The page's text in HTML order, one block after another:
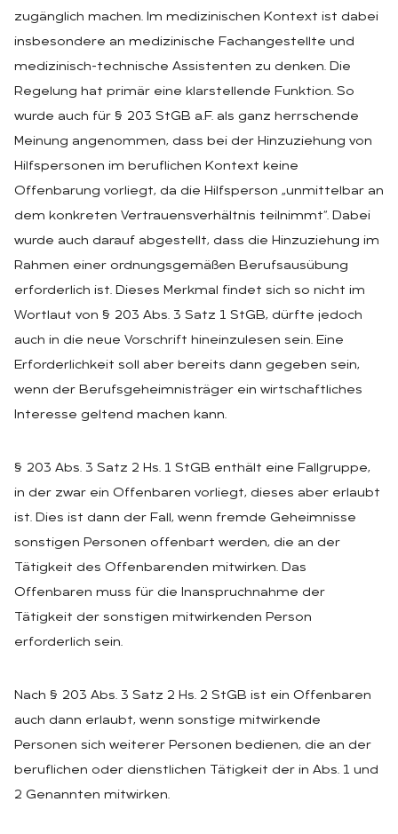
zugänglich machen. Im medizinischen Kontext ist dabei
insbesondere an medizinische Fachangestellte und
medizinisch-technische Assistenten zu denken. Die
Regelung hat primär eine klarstellende Funktion. So
wurde auch für § 203 StGB a.F. als ganz herrschende
Meinung angenommen, dass bei der Hinzuziehung von
Hilfspersonen im beruflichen Kontext keine
Offenbarung vorliegt, da die Hilfsperson „unmittelbar an
dem konkreten Vertrauensverhältnis teilnimmt“. Dabei
wurde auch darauf abgestellt, dass die Hinzuziehung im
Rahmen einer ordnungsgemäßen Berufsausübung
erforderlich ist. Dieses Merkmal findet sich so nicht im
Wortlaut von § 203 Abs. 3 Satz 1 StGB, dürfte jedoch
auch in die neue Vorschrift hineinzulesen sein. Eine
Erforderlichkeit soll aber bereits dann gegeben sein,
wenn der Berufsgeheimnisträger ein wirtschaftliches
Interesse geltend machen kann.
§ 203 Abs. 3 Satz 2 Hs. 1 StGB enthält eine Fallgruppe,
in der zwar ein Offenbaren vorliegt, dieses aber erlaubt
ist. Dies ist dann der Fall, wenn fremde Geheimnisse
sonstigen Personen offenbart werden, die an der
Tätigkeit des Offenbarenden mitwirken. Das
Offenbaren muss für die Inanspruchnahme der
Tätigkeit der sonstigen mitwirkenden Person
erforderlich sein.
Nach § 203 Abs. 3 Satz 2 Hs. 2 StGB ist ein Offenbaren
auch dann erlaubt, wenn sonstige mitwirkende
Personen sich weiterer Personen bedienen, die an der
beruflichen oder dienstlichen Tätigkeit der in Abs. 1 und
2 Genannten mitwirken.